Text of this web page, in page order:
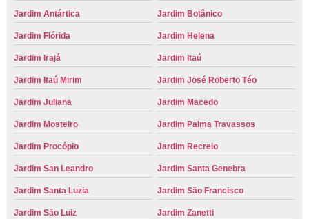
Jardim Antártica Jardim Botânico
Jardim Flórida Jardim Helena
Jardim Irajá Jardim Itaú
Jardim Itaú Mirim Jardim José Roberto Téo
Jardim Juliana Jardim Macedo
Jardim Mosteiro Jardim Palma Travassos
Jardim Procópio Jardim Recreio
Jardim San Leandro Jardim Santa Genebra
Jardim Santa Luzia Jardim São Francisco
Jardim São Luiz Jardim Zanetti